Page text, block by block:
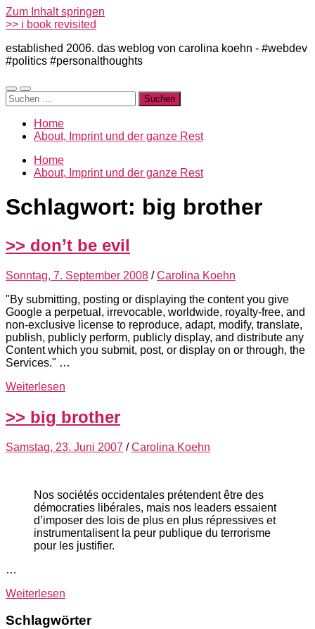
Zum Inhalt springen
>> i book revisited
established 2006. das weblog von carolina koehn - #webdev
#politics #personalthoughts
Mobile-
Menü
Suchfeld
ein-/ausblenden
Suchen
nach:
Home
About, Imprint und der ganze Rest
Home
About, Imprint und der ganze Rest
Schlagwort: big brother
>> don’t be evil
Sonntag, 7. September 2008 /Carolina Koehn
"By submitting, posting or displaying the content you give
Google a perpetual, irrevocable, worldwide, royalty-free, and
non-exclusive license to reproduce, adapt, modify, translate,
publish, publicly perform, publicly display, and distribute any
Content which you submit, post, or display on or through, the
Services." …
Weiterlesen
>> big brother
Samstag, 23. Juni 2007 /Carolina Koehn
Nos sociétés occidentales prétendent être des
démocraties libérales, mais nos leaders essaient
d’imposer des lois de plus en plus répressives et
instrumentalisent la peur publique du terrorisme
pour les justifier.
…
Weiterlesen
Schlagwörter